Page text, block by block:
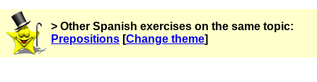
> Other Spanish exercises on the same topic:
Prepositions [Change theme]